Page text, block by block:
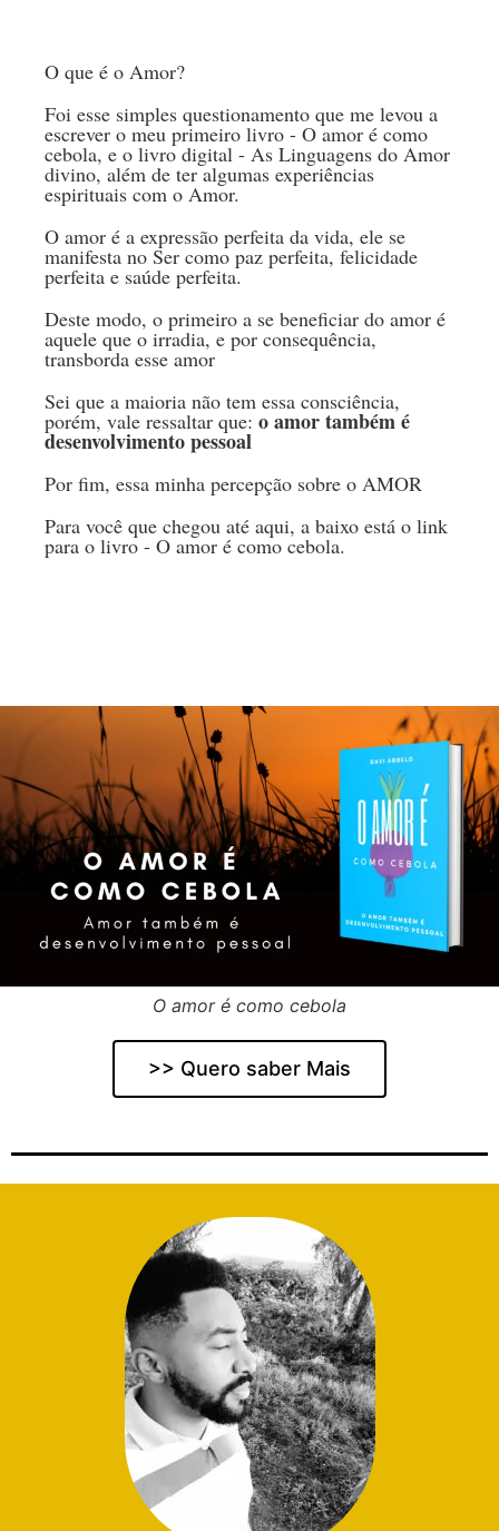
O que é o Amor?
Foi esse simples questionamento que me levou a
escrever o meu primeiro livro - O amor é como
cebola, e o livro digital - As Linguagens do Amor
divino, além de ter algumas experiências
espirituais com o Amor.
O amor é a expressão perfeita da vida, ele se
manifesta no Ser como paz perfeita, felicidade
perfeita e saúde perfeita.
Deste modo, o primeiro a se beneficiar do amor é
aquele que o irradia, e por consequência,
transborda esse amor
Sei que a maioria não tem essa consciência,
porém, vale ressaltar que: o amor também é
desenvolvimento pessoal
Por fim, essa minha percepção sobre o AMOR
Para você que chegou até aqui, a baixo está o link
para o livro - O amor é como cebola.
O amor é como cebola
>> Quero saber Mais